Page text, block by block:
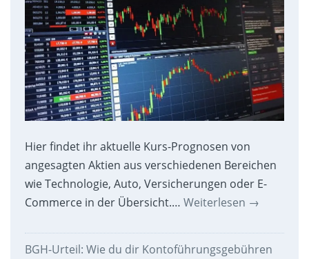
Hier findet ihr aktuelle Kurs-Prognosen von
angesagten Aktien aus verschiedenen Bereichen
wie Technologie, Auto, Versicherungen oder E-
Commerce in der Übersicht.… Weiterlesen →
BGH-Urteil: Wie du dir Kontoführungsgebühren